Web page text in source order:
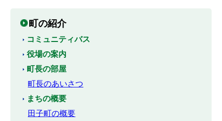
町の紹介
コミュニティバス
役場の案内
町長の部屋
町長のあいさつ
まちの概要
田子町の概要